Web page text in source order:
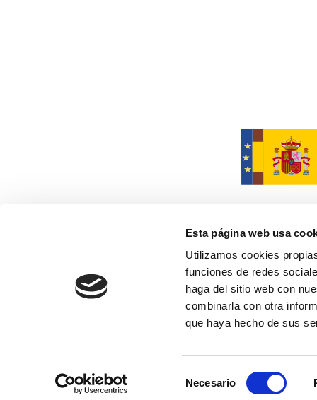
Esta página web usa
Utilizamos cookies
funciones de redes
haga del sitio web con
combinarla con otra
que haya hecho de sus
Necesario
Financiado por la Unión
Aviso legal Política de Privacidad